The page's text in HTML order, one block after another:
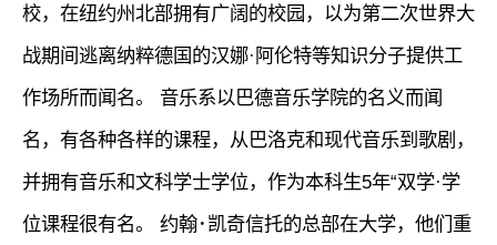
校，在纽约州北部拥有广阔的校园，以为第二次世界大
战期间逃离纳粹德国的汉娜·阿伦特等知识分子提供工
作场所而闻名。 音乐系以巴德音乐学院的名义而闻
名，有各种各样的课程，从巴洛克和现代音乐到歌剧，
并拥有音乐和文科学士学位，作为本科生5年“双学·学
位课程很有名。 约翰･凯奇信托的总部在大学，他们重